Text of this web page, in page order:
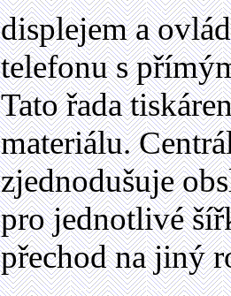
displejem a
telefonu s
Tato řada
materiálu.
zjednodušuje
pro jednotlivé
přechod na jiný